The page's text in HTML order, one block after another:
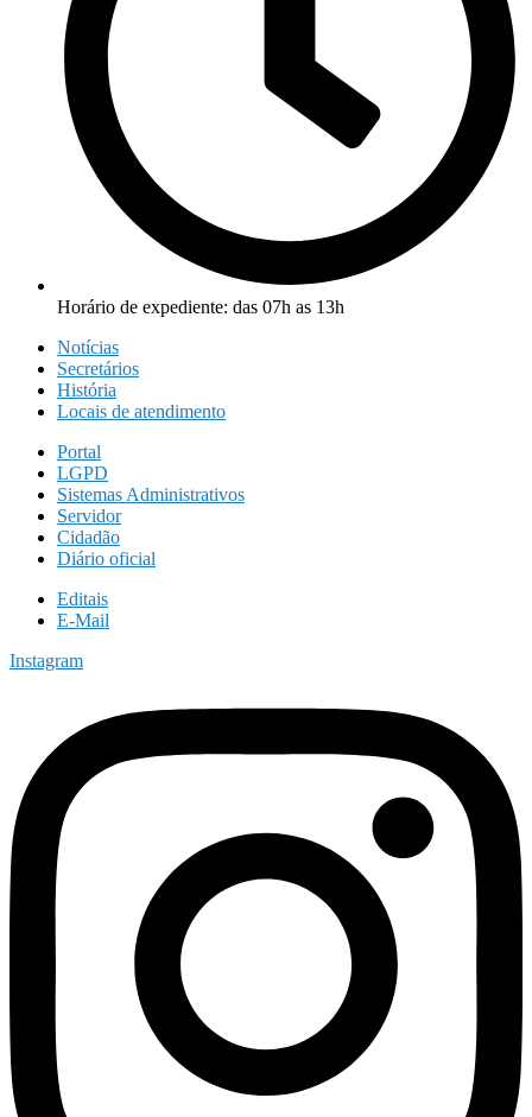
Horário de expediente: das 07h as 13h
Notícias
Secretários
História
Locais de atendimento
Portal
LGPD
Sistemas Administrativos
Servidor
Cidadão
Diário oficial
Editais
E-Mail
Instagram